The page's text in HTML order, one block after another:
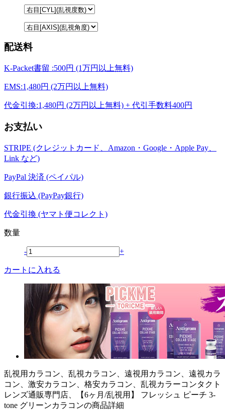
配送料
K-Packet書留 :500円 (1万円以上無料)
EMS:1,480円 (2万円以上無料)
代金引換:1,480円 (2万円以上無料) + 代引手数料400円
お支払い
STRIPE (クレジットカード、Amazon・Google・Apple Pay、
Link など)
PayPal 決済 (ペイパル)
銀行振込 (PayPay銀行)
代金引換 (ヤマト便コレクト)
数量
- +
カートに入れる
乱視用カラコン、乱視カラコン、遠視用カラコン、遠視カラ
コン、激安カラコン、格安カラコン、乱視カラーコンタクト
レンズ通販専門店、【6ヶ月/乱視用】 フレッシュ ピーチ 3-
tone グリーンカラコンの商品詳細